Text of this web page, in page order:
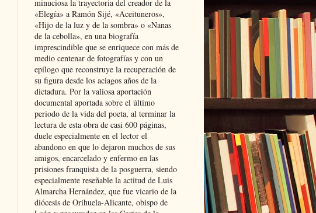
minuciosa la trayectoria del creador de la
«Elegía» a Ramón Sijé, «Aceituneros»,
«Hijo de la luz y de la sombra» o «Nanas
de la cebolla», en una biografía
imprescindible que se enriquece con más de
medio centenar de fotografías y con un
epílogo que reconstruye la recuperación de
su figura desde los aciagos años de la
dictadura. Por la valiosa aportación
documental aportada sobre el último
periodo de la vida del poeta, al terminar la
lectura de esta obra de casi 600 páginas,
duele especialmente en el lector el
abandono en que lo dejaron muchos de sus
amigos, encarcelado y enfermo en las
prisiones franquista de la posguerra, siendo
especialmente reseñable la actitud de Luis
Almarcha Hernández, que fue vicario de la
diócesis de Orihuela-Alicante, obispo de